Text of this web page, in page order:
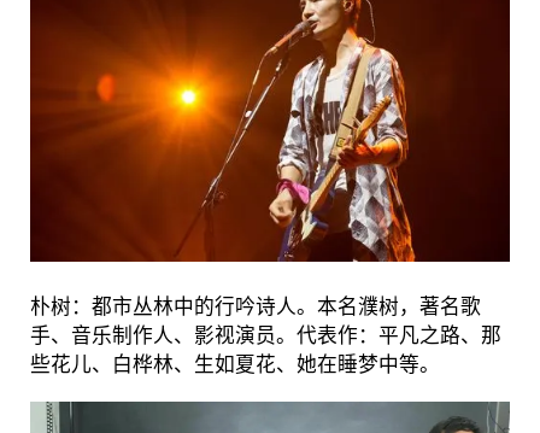
朴树：都市丛林中的行吟诗人。本名濮树，著名歌
手、音乐制作人、影视演员。代表作：平凡之路、那
些花儿、白桦林、生如夏花、她在睡梦中等。